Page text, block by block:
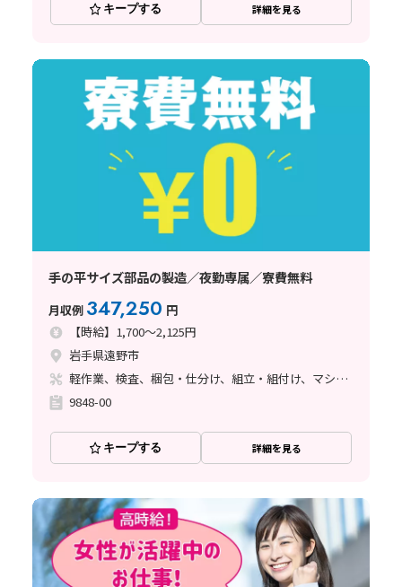
キープする 詳細を見る
手の平サイズ部品の製造／夜勤専属／寮費無料
月収例 347,250 円
【時給】1,700～2,125円
岩手県遠野市
軽作業、検査、梱包・仕分け、組立・組付け、マシンオペレーター、立ち作業
9848-00
キープする 詳細を見る